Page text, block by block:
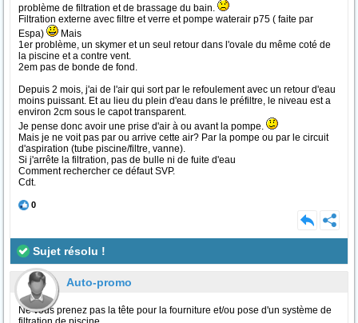
problème de filtration et de brassage du bain.
Filtration externe avec filtre et verre et pompe waterair p75 ( faite par
Espa)
Mais
1er problème, un skymer et un seul retour dans l'ovale du même coté de
la piscine et a contre vent.
2em pas de bonde de fond.
Depuis 2 mois, j'ai de l'air qui sort par le refoulement avec un retour d'eau
moins puissant. Et au lieu du plein d'eau dans le préfiltre, le niveau est a
environ 2cm sous le capot transparent.
Je pense donc avoir une prise d'air à ou avant la pompe.
Mais je ne voit pas par ou arrive cette air? Par la pompe ou par le circuit
d'aspiration (tube piscine/filtre, vanne).
Si j'arrête la filtration, pas de bulle ni de fuite d'eau
Comment rechercher ce défaut SVP.
Cdt.
0
Sujet résolu !
Auto-promo
Ne vous prenez pas la tête pour la fourniture et/ou pose d'un système de